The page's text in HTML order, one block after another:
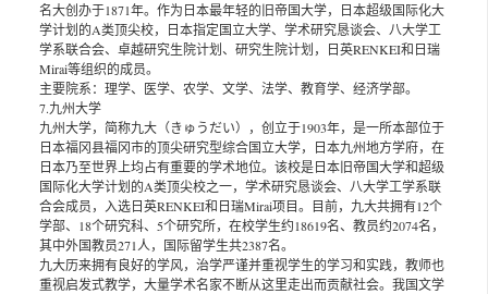
名大创办于1871年。作为日本最年轻的旧帝国大学，日本超级国际化大
学计划的A类顶尖校，日本指定国立大学、学术研究恳谈会、八大学工
学系联合会、卓越研究生院计划、研究生院计划，日英RENKEI和日瑞
Mirai等组织的成员。
主要院系：理学、医学、农学、文学、法学、教育学、经济学部。
7.九州大学
九州大学，简称九大（きゅうだい），创立于1903年，是一所本部位于
日本福冈县福冈市的顶尖研究型综合国立大学，日本九州地方学府，在
日本乃至世界上均占有重要的学术地位。该校是日本旧帝国大学和超级
国际化大学计划的A类顶尖校之一，学术研究恳谈会、八大学工学系联
合会成员，入选日英RENKEI和日瑞Mirai项目。目前，九大共拥有12个
学部、18个研究科、5个研究所，在校学生约18619名、教员约2074名，
其中外国教员271人，国际留学生共2387名。
九大历来拥有良好的学风，治学严谨并重视学生的学习和实践，教师也
重视启发式教学，大量学术名家不断从这里走出而贡献社会。我国文学